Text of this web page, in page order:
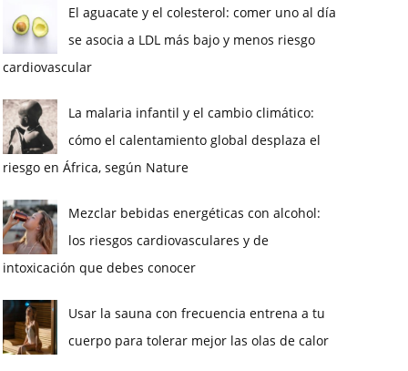
El aguacate y el colesterol: comer uno al día
se asocia a LDL más bajo y menos riesgo
cardiovascular
La malaria infantil y el cambio climático:
cómo el calentamiento global desplaza el
riesgo en África, según Nature
Mezclar bebidas energéticas con alcohol:
los riesgos cardiovasculares y de
intoxicación que debes conocer
Usar la sauna con frecuencia entrena a tu
cuerpo para tolerar mejor las olas de calor